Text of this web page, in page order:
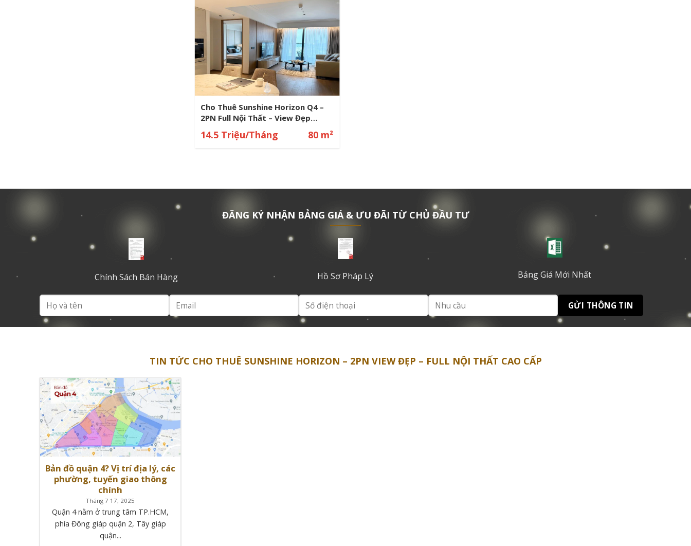
Cho Thuê Sunshine Horizon Q4 –
2PN Full Nội Thất – View Đẹp
Panorama
14.5 Triệu/Tháng 80 m²
ĐĂNG KÝ NHẬN BẢNG GIÁ & ƯU ĐÃI TỪ CHỦ ĐẦU TƯ
Chính Sách Bán Hàng Hồ Sơ Pháp Lý Bảng Giá Mới Nhất
TIN TỨC CHO THUÊ SUNSHINE HORIZON – 2PN VIEW ĐẸP – FULL NỘI THẤT CAO CẤP
Bản đồ quận 4? Vị trí địa lý, các
phường, tuyến giao thông
chính
Tháng 7 17, 2025
Quận 4 nằm ở trung tâm TP.HCM,
phía Đông giáp quận 2, Tây giáp
quận...